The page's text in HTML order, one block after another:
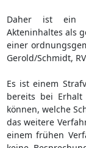
Daher ist ein
Akteninhaltes als
einer
Gerold/Schmidt,
Es ist einem
bereits bei
können, welche
das weitere
einem frühen